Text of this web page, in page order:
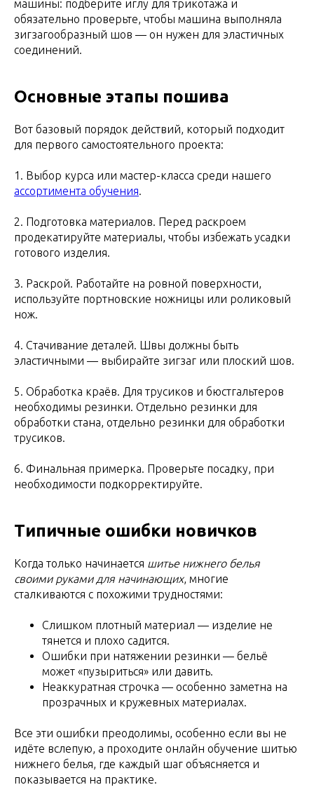
машины: подберите иглу для трикотажа и
обязательно проверьте, чтобы машина выполняла
зигзагообразный шов — он нужен для эластичных
соединений.
Основные этапы пошива
Вот базовый порядок действий, который подходит
для первого самостоятельного проекта:
1. Выбор курса или мастер-класса среди нашего
ассортимента обучения.
2. Подготовка материалов. Перед раскроем
продекатируйте материалы, чтобы избежать усадки
готового изделия.
3. Раскрой. Работайте на ровной поверхности,
используйте портновские ножницы или роликовый
нож.
4. Стачивание деталей. Швы должны быть
эластичными — выбирайте зигзаг или плоский шов.
5. Обработка краёв. Для трусиков и бюстгальтеров
необходимы резинки. Отдельно резинки для
обработки стана, отдельно резинки для обработки
трусиков.
6. Финальная примерка. Проверьте посадку, при
необходимости подкорректируйте.
Типичные ошибки новичков
Когда только начинается шитье нижнего белья
своими руками для начинающих, многие
сталкиваются с похожими трудностями:
Слишком плотный материал — изделие не
тянется и плохо садится.
Ошибки при натяжении резинки — бельё
может «пузыриться» или давить.
Неаккуратная строчка — особенно заметна на
прозрачных и кружевных материалах.
Все эти ошибки преодолимы, особенно если вы не
идёте вслепую, а проходите онлайн обучение шитью
нижнего белья, где каждый шаг объясняется и
показывается на практике.